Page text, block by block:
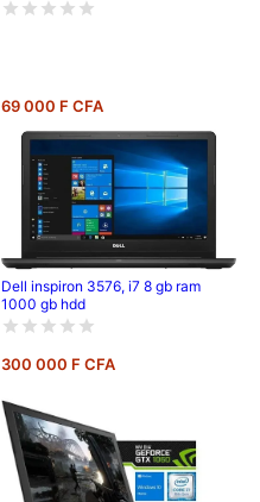
69 000 F CFA
Dell inspiron 3576, i7 8 gb ram
1000 gb hdd
300 000 F CFA